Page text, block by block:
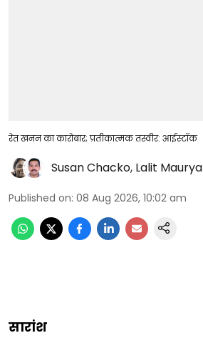
रेत खनन का कारोबार; प्रतीकात्मक तस्वीर: आईस्टॉक
Susan Chacko, Lalit Maurya
Published on: 08 Aug 2026, 10:02 am
सारांश